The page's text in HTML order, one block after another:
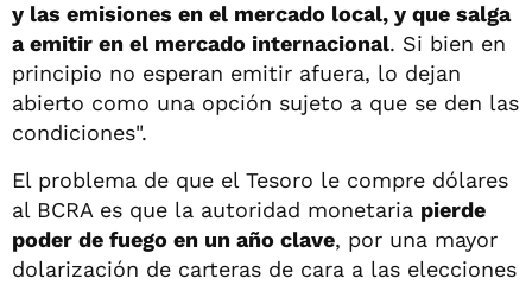
y las emisiones en el mercado local, y que salga
a emitir en el mercado internacional. Si bien en
principio no esperan emitir afuera, lo dejan
abierto como una opción sujeto a que se den las
condiciones".
El problema de que el Tesoro le compre dólares
al BCRA es que la autoridad monetaria pierde
poder de fuego en un año clave, por una mayor
dolarización de carteras de cara a las elecciones